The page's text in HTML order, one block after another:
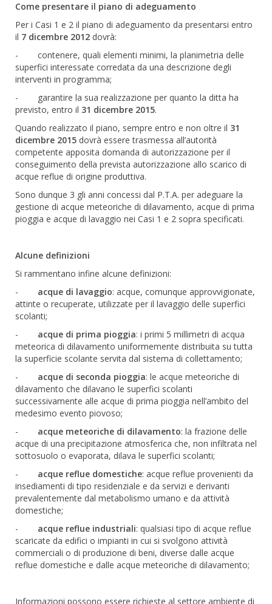
Come presentare il piano di adeguamento
Per i Casi 1 e 2 il piano di adeguamento da presentarsi entro
il 7 dicembre 2012 dovrà:
- contenere, quali elementi minimi, la planimetria delle
superfici interessate corredata da una descrizione degli
interventi in programma;
- garantire la sua realizzazione per quanto la ditta ha
previsto, entro il 31 dicembre 2015.
Quando realizzato il piano, sempre entro e non oltre il 31
dicembre 2015 dovrà essere trasmessa all’autorità
competente apposita domanda di autorizzazione per il
conseguimento della prevista autorizzazione allo scarico di
acque reflue di origine produttiva.
Sono dunque 3 gli anni concessi dal P.T.A. per adeguare la
gestione di acque meteoriche di dilavamento, acque di prima
pioggia e acque di lavaggio nei Casi 1 e 2 sopra specificati.
Alcune definizioni
Si rammentano infine alcune definizioni:
- acque di lavaggio: acque, comunque approvvigionate,
attinte o recuperate, utilizzate per il lavaggio delle superfici
scolanti;
- acque di prima pioggia: i primi 5 millimetri di acqua
meteorica di dilavamento uniformemente distribuita su tutta
la superficie scolante servita dal sistema di collettamento;
- acque di seconda pioggia: le acque meteoriche di
dilavamento che dilavano le superfici scolanti
successivamente alle acque di prima pioggia nell’ambito del
medesimo evento piovoso;
- acque meteoriche di dilavamento: la frazione delle
acque di una precipitazione atmosferica che, non infiltrata nel
sottosuolo o evaporata, dilava le superfici scolanti;
- acque reflue domestiche: acque reflue provenienti da
insediamenti di tipo residenziale e da servizi e derivanti
prevalentemente dal metabolismo umano e da attività
domestiche;
- acque reflue industriali: qualsiasi tipo di acque reflue
scaricate da edifici o impianti in cui si svolgono attività
commerciali o di produzione di beni, diverse dalle acque
reflue domestiche e dalle acque meteoriche di dilavamento;
Informazioni possono essere richieste al settore ambiente di